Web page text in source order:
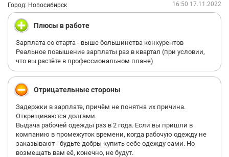
Город: Новосибирск 16:50 17.11.2022
Плюсы в работе
Зарплата со старта - выше большинства конкурентов
Реальное повышение зарплаты раз в квартал (при условии,
что вы растёте в профессиональном плане)
Отрицательные стороны
Задержки в зарплате, причём не понятна их причина.
Открещиваются долгами.
Выдача рабочей одежды раз в 2 года. Если вы пришли в
компанию в промежуток времени, когда рабочую одежду не
заказывают - будьте добры купить себе одежду сами. Но
возмещать вам её, конечно, не будут.